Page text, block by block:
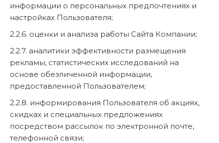
информации о персональных предпочтениях и
настройках Пользователя;
2.2.6. оценки и анализа работы Сайта Компании;
2.2.7. аналитики эффективности размещения
рекламы, статистических исследований на
основе обезличенной информации,
предоставленной Пользователем;
2.2.8. информирования Пользователя об акциях,
скидках и специальных предложениях
посредством рассылок по электронной почте,
телефонной связи;